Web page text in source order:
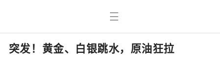
突发！黄金、白银跳水，原油狂拉